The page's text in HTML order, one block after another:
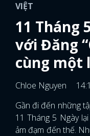
VIỆT
11 Tháng
với Đăng
cùng một
Chloe Nguyen
Gần đi đến những
11 Tháng 5 Ngày
ảm đạm đến thế.